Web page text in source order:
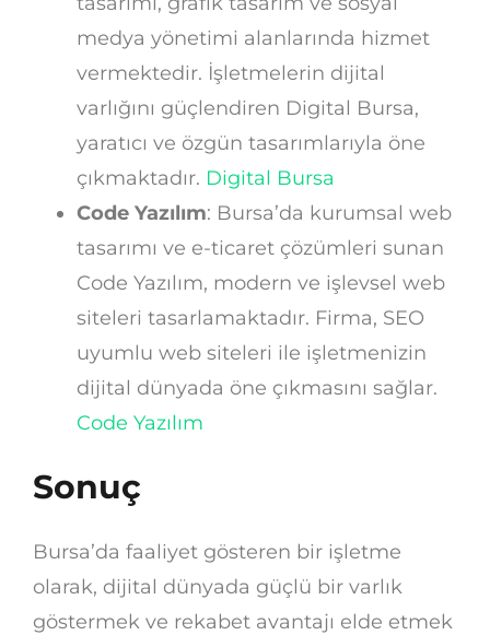
medya yönetimi alanlarında hizmet
vermektedir. İşletmelerin dijital
varlığını güçlendiren Digital Bursa,
yaratıcı ve özgün tasarımlarıyla öne
çıkmaktadır. Digital Bursa
Code Yazılım: Bursa’da kurumsal web
tasarımı ve e-ticaret çözümleri sunan
Code Yazılım, modern ve işlevsel web
siteleri tasarlamaktadır. Firma, SEO
uyumlu web siteleri ile işletmenizin
dijital dünyada öne çıkmasını sağlar.
Code Yazılım
Sonuç
Bursa’da faaliyet gösteren bir işletme
olarak, dijital dünyada güçlü bir varlık
göstermek ve rekabet avantajı elde etmek